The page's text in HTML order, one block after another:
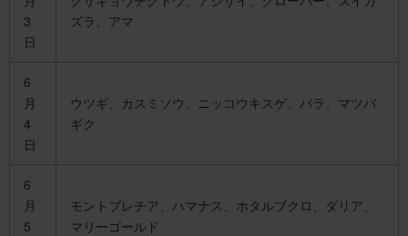
3
日
ズラ、アマ
6
月
4
日
ウツギ、カスミソウ、ニッコウキスゲ、バラ、マツバ
ギク
6
月
5
モントブレチア、ハマナス、ホタルブクロ、ダリア、
マリーゴールド